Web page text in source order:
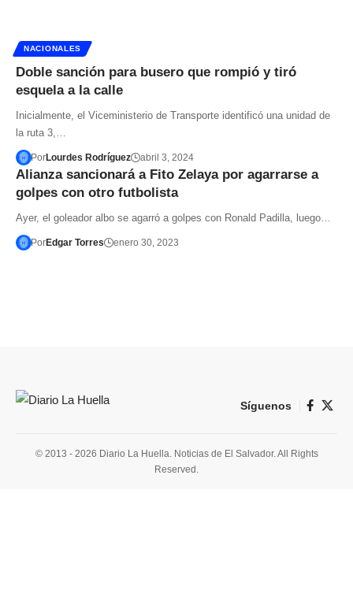
NACIONALES
Doble sanción para busero que rompió y tiró
esquela a la calle
Inicialmente, el Viceministerio de Transporte identificó una unidad de
la ruta 3,…
PorLourdes Rodríguez abril 3, 2024
Alianza sancionará a Fito Zelaya por agarrarse a
golpes con otro futbolista
Ayer, el goleador albo se agarró a golpes con Ronald Padilla, luego…
PorEdgar Torres enero 30, 2023
Síguenos
© 2013 - 2026 Diario La Huella. Noticias de El Salvador. All Rights
Reserved.